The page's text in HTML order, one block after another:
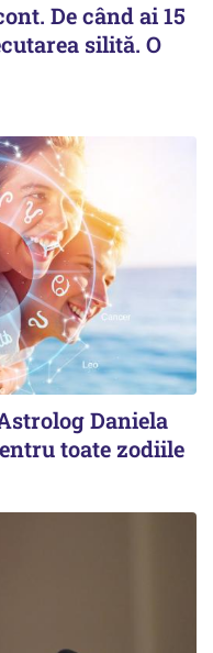
De când ai 15
silită. O
Daniela
toate zodiile